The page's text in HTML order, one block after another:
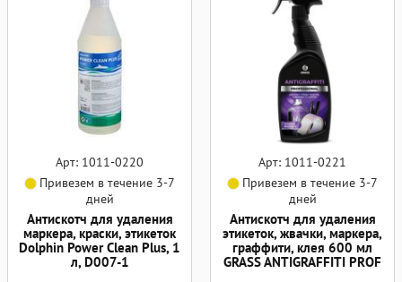
Арт: 1011-0220
Привезем в течение 3-7
дней
Антискотч для удаления
маркера, краски, этикеток
Dolphin Power Clean Plus, 1
л, D007-1
Арт: 1011-0221
Привезем в течение 3-7
дней
Антискотч для удаления
этикеток, жвачки, маркера,
граффити, клея 600 мл
GRASS ANTIGRAFFITI PROF